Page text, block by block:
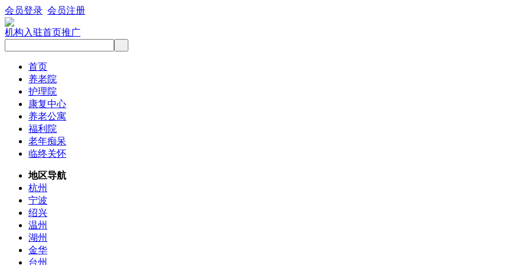
会员登录 会员注册
机构入驻首页推广
首页
养老院
护理院
康复中心
养老公寓
福利院
老年痴呆
临终关怀
地区导航
杭州
宁波
绍兴
温州
湖州
金华
台州